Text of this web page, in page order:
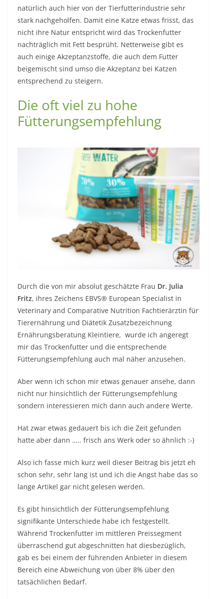
natürlich auch hier von der Tierfutterindustrie sehr
stark nachgeholfen. Damit eine Katze etwas frisst, das
nicht ihre Natur entspricht wird das Trockenfutter
nachträglich mit Fett besprüht. Netterweise gibt es
auch einige Akzeptanzstoffe, die auch dem Futter
beigemischt sind umso die Akzeptanz bei Katzen
entsprechend zu steigern.
Die oft viel zu hohe
Fütterungsempfehlung
Durch die von mir absolut geschätzte Frau Dr. Julia
Fritz, ihres Zeichens EBVS® European Specialist in
Veterinary and Comparative Nutrition Fachtierärztin für
Tierernährung und Diätetik Zusatzbezeichnung
Ernährungsberatung Kleintiere, wurde ich angeregt
mir das Trockenfutter und die entsprechende
Fütterungsempfehlung auch mal näher anzusehen.
Aber wenn ich schon mir etwas genauer ansehe, dann
nicht nur hinsichtlich der Fütterungsempfehlung
sondern interessieren mich dann auch andere Werte.
Hat zwar etwas gedauert bis ich die Zeit gefunden
hatte aber dann ….. frisch ans Werk oder so ähnlich :-)
Also ich fasse mich kurz weil dieser Beitrag bis jetzt eh
schon sehr, sehr lang ist und ich die Angst habe das so
lange Artikel gar nicht gelesen werden.
Es gibt hinsichtlich der Fütterungsempfehlung
signifikante Unterschiede habe ich festgestellt.
Während Trockenfutter im mittleren Preissegment
überraschend gut abgeschnitten hat diesbezüglich,
gab es bei einem der führenden Anbieter in diesem
Bereich eine Abweichung von über 8% über den
tatsächlichen Bedarf.